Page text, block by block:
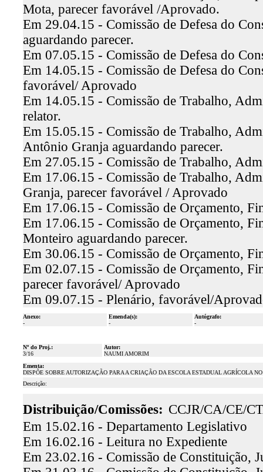
Mota, parecer favorável /Aprovado.
Em 29.04.15 - Comissão de Defesa do
aguardando parecer.
Em 07.05.15 - Comissão de Defesa do
Em 14.05.15 - Comissão de Defesa do
favorável/ Aprovado
Em 14.05.15 - Comissão de Trabalho,
relator.
Em 15.05.15 - Comissão de Trabalho,
Antônio Granja aguardando parecer.
Em 27.05.15 - Comissão de Trabalho,
Em 17.06.15 - Comissão de Trabalho,
Granja, parecer favorável / Aprovado
Em 17.06.15 - Comissão de Orçamento,
Em 17.06.15 - Comissão de Orçamento,
Monteiro aguardando parecer.
Em 30.06.15 - Comissão de Orçamento,
Em 02.07.15 - Comissão de Orçamento,
parecer favorável/ Aprovado
Em 09.07.15 - Plenário, favorável/
Anexo:
-
Emenda(s):
-
Autógrafo:
-
Nº do Proj.:
3/16
Autor:
NAUMI AMORIM
Ementa:
DISPÕE SOBRE AUTORIZAÇÃO PARA A CRIAÇÃO DA ESCOLA ESTADUAL AGRÍCOLA
Descrição:
Distribuição/Comissões: CCJR/CA/CE/
Em 15.02.16 - Departamento Legislativo
Em 16.02.16 - Leitura no Expediente
Em 23.02.16 - Comissão de Constituição,